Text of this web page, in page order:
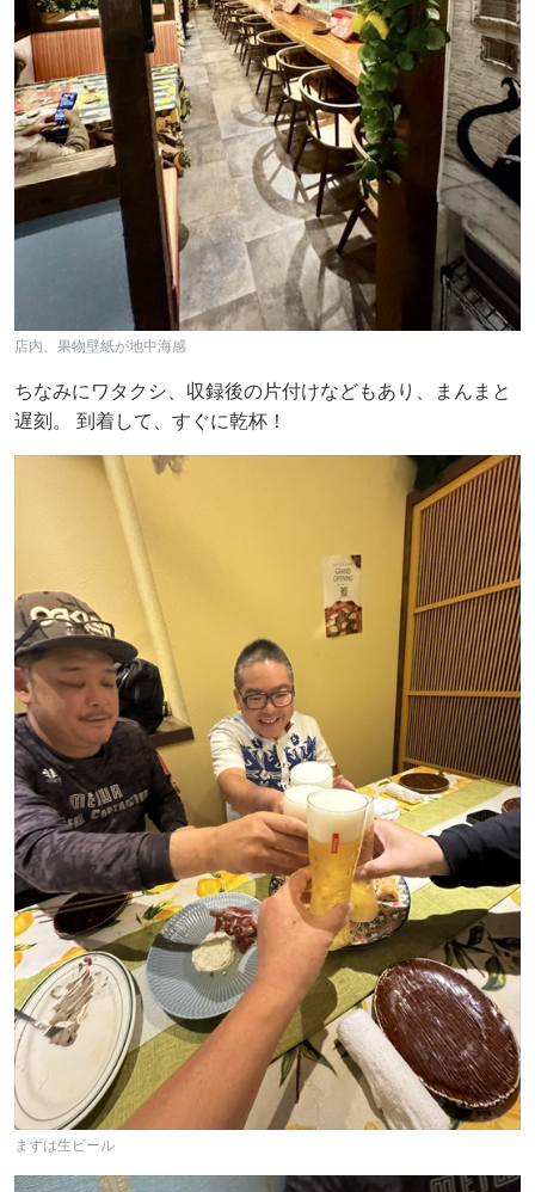
店内、果物壁紙が地中海感
ちなみにワタクシ、収録後の片付けなどもあり、まんまと
遅刻。 到着して、すぐに乾杯！
まずは生ビール